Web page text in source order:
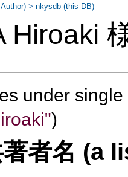
Hiroaki
under
)
者名 (a
>nkysdb (this DB)